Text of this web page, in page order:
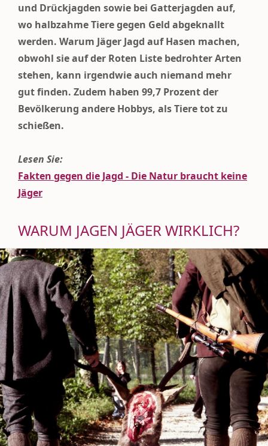
und Drückjagden sowie bei Gatterjagden auf,
wo halbzahme Tiere gegen Geld abgeknallt
werden. Warum Jäger Jagd auf Hasen machen,
obwohl sie auf der Roten Liste bedrohter Arten
stehen, kann irgendwie auch niemand mehr
gut finden. Zudem haben 99,7 Prozent der
Bevölkerung andere Hobbys, als Tiere tot zu
schießen.
Lesen Sie:
Fakten gegen die Jagd - Die Natur braucht keine
Jäger
WARUM JAGEN JÄGER WIRKLICH?